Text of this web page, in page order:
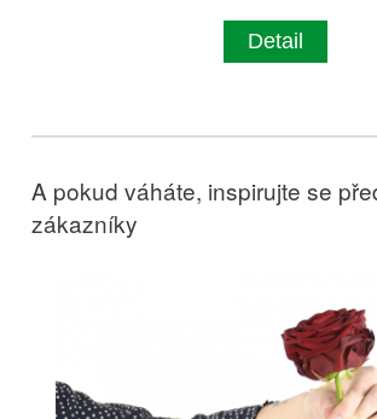
Detail
A pokud váháte, inspirujte se
zákazníky